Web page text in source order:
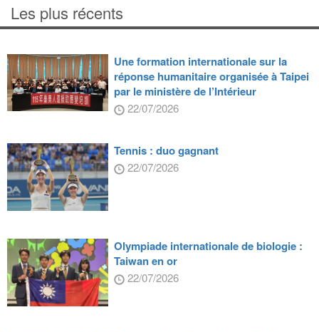
Les plus récents
Une formation internationale sur la
réponse humanitaire organisée à Taipei
par le ministère de l’Intérieur
22/07/2026
Tennis : duo gagnant
22/07/2026
Olympiade internationale de biologie :
Taiwan en or
22/07/2026